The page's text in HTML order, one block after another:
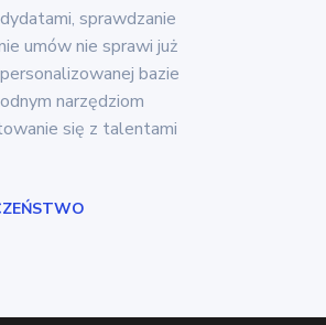
sprawdzanie
umów nie sprawi już
bazie
narzędziom
się z talentami